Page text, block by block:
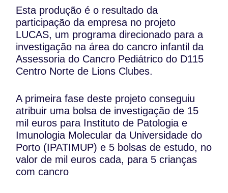
Esta produção é o resultado da
participação da empresa no projeto
LUCAS, um programa direcionado para a
investigação na área do cancro infantil da
Assessoria do Cancro Pediátrico do D115
Centro Norte de Lions Clubes.
A primeira fase deste projeto conseguiu
atribuir uma bolsa de investigação de 15
mil euros para Instituto de Patologia e
Imunologia Molecular da Universidade do
Porto (IPATIMUP) e 5 bolsas de estudo, no
valor de mil euros cada, para 5 crianças
com cancro